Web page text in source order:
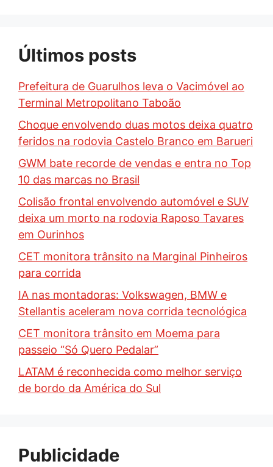
Últimos posts
Prefeitura de Guarulhos leva o Vacimóvel ao
Terminal Metropolitano Taboão
Choque envolvendo duas motos deixa quatro
feridos na rodovia Castelo Branco em Barueri
GWM bate recorde de vendas e entra no Top
10 das marcas no Brasil
Colisão frontal envolvendo automóvel e SUV
deixa um morto na rodovia Raposo Tavares
em Ourinhos
CET monitora trânsito na Marginal Pinheiros
para corrida
IA nas montadoras: Volkswagen, BMW e
Stellantis aceleram nova corrida tecnológica
CET monitora trânsito em Moema para
passeio “Só Quero Pedalar”
LATAM é reconhecida como melhor serviço
de bordo da América do Sul
Publicidade